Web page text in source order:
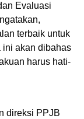
Evaluasi
terbaik untuk
ini akan dibahas
harus hati-
direksi PPJB